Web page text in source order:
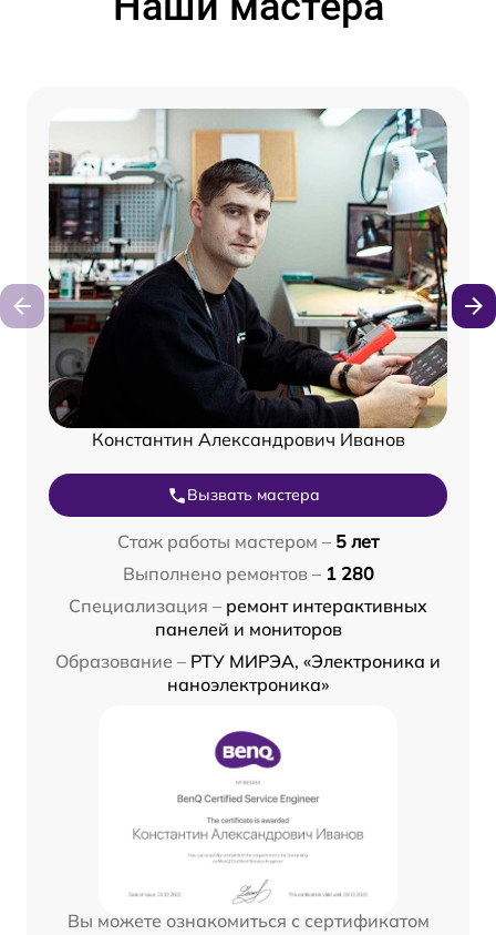
Константин Александрович Иванов
Вызвать мастера
Стаж работы мастером – 5 лет
Выполнено ремонтов – 1 280
Специализация – ремонт интерактивных
панелей и мониторов
Образование – РТУ МИРЭА, «Электроника и
наноэлектроника»
Вы можете ознакомиться с сертификатом